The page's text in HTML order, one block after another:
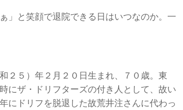
」と笑顔で退院できる日はいつなのか。一
２５）年２月２０日生まれ、７０歳。東
にザ・ドリフターズの付き人として、故い
にドリフを脱退した故荒井注さんに代わっ